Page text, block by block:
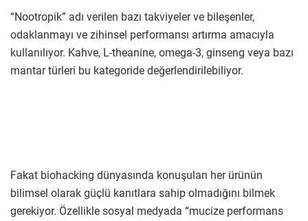
“Nootropik” adı verilen bazı takviyeler ve bileşenler,
odaklanmayı ve zihinsel performansı artırma amacıyla
kullanılıyor. Kahve, L-theanine, omega-3, ginseng veya bazı
mantar türleri bu kategoride değerlendirilebiliyor.
Fakat biohacking dünyasında konuşulan her ürünün
bilimsel olarak güçlü kanıtlara sahip olmadığını bilmek
gerekiyor. Özellikle sosyal medyada “mucize performans